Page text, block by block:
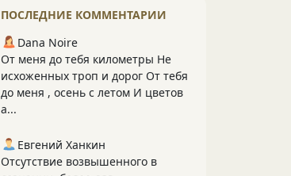
ПОСЛЕДНИЕ КОММЕНТАРИИ
Dana Noire
От меня до тебя километры Не
исхоженных троп и дорог От тебя
до меня , осень с летом И цветов
а...
Евгений Ханкин
Отсутствие возвышенного в